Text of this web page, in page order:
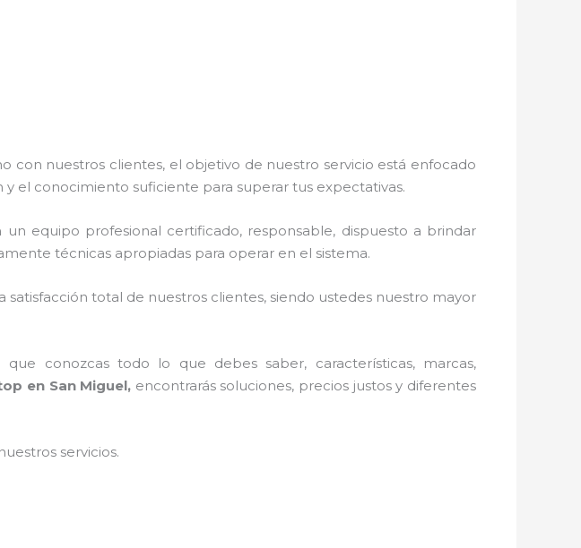
con nuestros clientes, el objetivo de nuestro servicio está enfocado
el conocimiento suficiente para superar tus expectativas.
un equipo profesional certificado, responsable, dispuesto a brindar
técnicas apropiadas para operar en el sistema.
total de nuestros clientes, siendo ustedes nuestro mayor
conozcas todo lo que debes saber, características, marcas,
en San Miguel, encontrarás soluciones, precios justos y diferentes
servicios.